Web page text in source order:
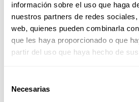
información sobre el uso que haga
nuestros partners de redes
web, quienes pueden combinarla
que les haya proporcionado o que
partir del uso que haya hecho de
Necesarias
Nombre*